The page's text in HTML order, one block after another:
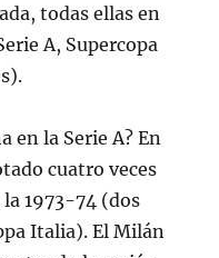
todas ellas en
A, Supercopa
en la Serie A? En
cuatro veces
1973-74 (dos
Italia). El Milán